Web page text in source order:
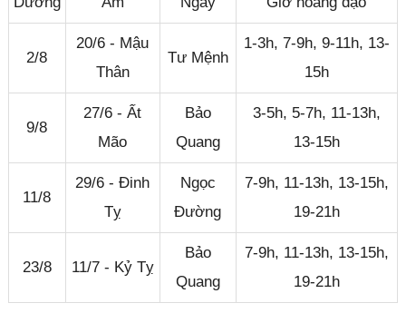
2/8
20/6 - Mậu
Thân
Tư Mệnh
1-3h, 7-9h, 9-11h, 13-
15h
9/8
27/6 - Ất
Mão
Bảo
Quang
3-5h, 5-7h, 11-13h,
13-15h
11/8
29/6 - Đinh
Tỵ
Ngọc
Đường
7-9h, 11-13h, 13-15h,
19-21h
23/8 11/7 - Kỷ Tỵ
Bảo
Quang
7-9h, 11-13h, 13-15h,
19-21h